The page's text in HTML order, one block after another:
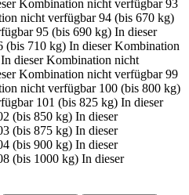
Kombination nicht verfügbar 93
nicht verfügbar 94 (bis 670 kg)
95 (bis 690 kg) In dieser
(bis 710 kg) In dieser Kombination
In dieser Kombination nicht
Kombination nicht verfügbar 99
nicht verfügbar 100 (bis 800 kg)
101 (bis 825 kg) In dieser
(bis 850 kg) In dieser
(bis 875 kg) In dieser
(bis 900 kg) In dieser
(bis 1000 kg) In dieser